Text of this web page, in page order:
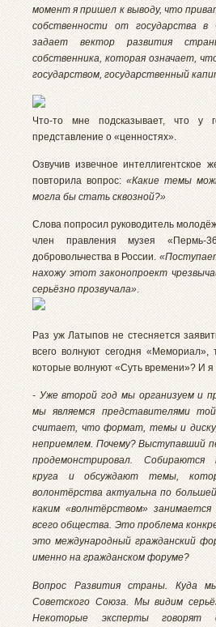
момент я пришел к выводу, что
собственности от государства
задает вектор развития
собственника, которая означает,
государством, государственный
Что-то мне подсказывает, что у
представление о «ценностях».
Озвучив извечное интеллигентское
повторила вопрос: «Какие темы
могла бы стать сквозной?»
Слова попросил руководитель
член правления музея «Пермь-
добровольчества в России.
нахожу этот законопроект
серьёзно прозвучала».
Раз уж Латыпов не стесняется
всего волнуют сегодня
которые волнуют «Суть времени»? И я
- Уже второй год мы организуем и
мы являемся представителями
считает, что формат, темы и
неприемлем. Почему? Выступавший
продемонстрировал. Собираются
круга и обсуждают темы,
волонтёрства актуальна по
каким «волнтёрством»
всего общества. Это проблема
это международный гражданский
именно на гражданском форуме?
Вопрос Развития страны. Куда
Советского Союза. Мы видим
Некоторые эксперты